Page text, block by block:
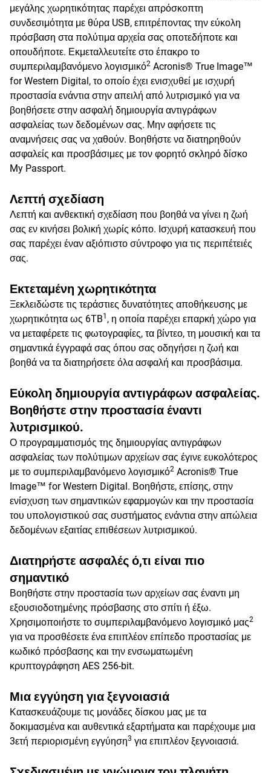
μεγάλης χωρητικότητας παρέχει απρόσκοπτη
συνδεσιμότητα με θύρα USB, επιτρέποντας την εύκολη
πρόσβαση στα πολύτιμα αρχεία σας οποτεδήποτε και
οπουδήποτε. Εκμεταλλευτείτε στο έπακρο το
συμπεριλαμβανόμενο λογισμικό2 Acronis® True Image™
for Western Digital, το οποίο έχει ενισχυθεί με ισχυρή
προστασία ενάντια στην απειλή από λυτρισμικό για να
βοηθήσετε στην ασφαλή δημιουργία αντιγράφων
ασφαλείας των δεδομένων σας. Μην αφήσετε τις
αναμνήσεις σας να χαθούν. Βοηθήστε να διατηρηθούν
ασφαλείς και προσβάσιμες με τον φορητό σκληρό δίσκο
My Passport.
Λεπτή σχεδίαση
Λεπτή και ανθεκτική σχεδίαση που βοηθά να γίνει η ζωή
σας εν κινήσει βολική χωρίς κόπο. Ισχυρή κατασκευή που
σας παρέχει έναν αξιόπιστο σύντροφο για τις περιπέτειές
σας.
Εκτεταμένη χωρητικότητα
Ξεκλειδώστε τις τεράστιες δυνατότητες αποθήκευσης με
χωρητικότητα ως 6TB1 , η οποία παρέχει επαρκή χώρο για
να μεταφέρετε τις φωτογραφίες, τα βίντεο, τη μουσική και τα
σημαντικά έγγραφά σας όπου σας οδηγήσει η ζωή και
βοηθά να τα διατηρήσετε όλα ασφαλή και προσβάσιμα.
Εύκολη δημιουργία αντιγράφων ασφαλείας.
Βοηθήστε στην προστασία έναντι
λυτρισμικού.
Ο προγραμματισμός της δημιουργίας αντιγράφων
ασφαλείας των πολύτιμων αρχείων σας έγινε ευκολότερος
με το συμπεριλαμβανόμενο λογισμικό2 Acronis® True
Image™ for Western Digital. Βοηθήστε, επίσης, στην
ενίσχυση των σημαντικών εφαρμογών και την προστασία
του υπολογιστικού σας συστήματος ενάντια στην απώλεια
δεδομένων εξαιτίας επιθέσεων λυτρισμικού.
Διατηρήστε ασφαλές ό,τι είναι πιο
σημαντικό
Βοηθήστε στην προστασία των αρχείων σας έναντι μη
εξουσιοδοτημένης πρόσβασης στο σπίτι ή έξω.
Χρησιμοποιήστε το συμπεριλαμβανόμενο λογισμικό μας2
για να προσθέσετε ένα επιπλέον επίπεδο προστασίας με
κωδικό πρόσβασης και την ενσωματωμένη
κρυπτογράφηση AES 256-bit.
Μια εγγύηση για ξεγνοιασιά
Κατασκευάζουμε τις μονάδες δίσκου μας με τα
δοκιμασμένα και αυθεντικά εξαρτήματα και παρέχουμε μια
3ετή περιορισμένη εγγύηση3 για επιπλέον ξεγνοιασιά.